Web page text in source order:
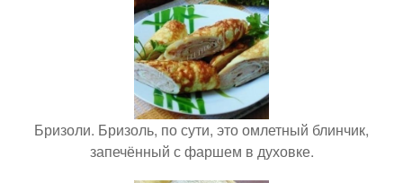
Бризоли. Бризоль, по сути, это омлетный блинчик,
запечённый с фаршем в духовке.